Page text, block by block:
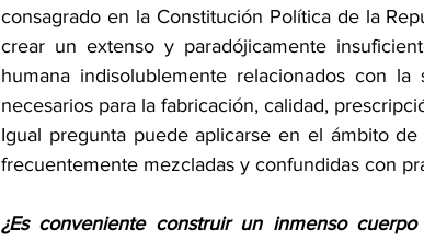
consagrado en la Constitución Política de la
crear un extenso y paradójicamente
humana indisolublemente relacionados con
necesarios para la fabricación, calidad,
Igual pregunta puede aplicarse en el ámbito
frecuentemente mezcladas y confundidas con
¿Es conveniente construir un inmenso